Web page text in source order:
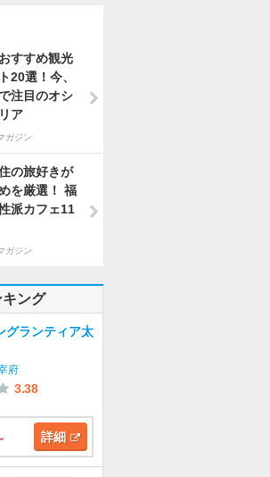
すすめ観光
20選！今、
注目のオシ
ア
ガジン
の旅好きが
を厳選！ 福
派カフェ11
ガジン
ング
グランティア太
府
3.38
詳細